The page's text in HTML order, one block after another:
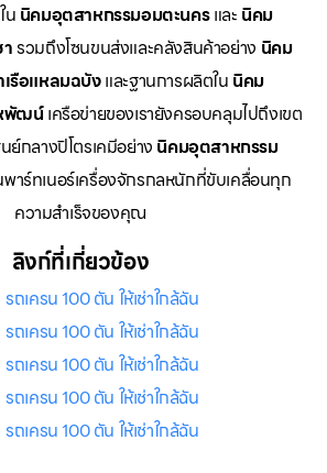
น นิคมอุตสาหกรรมอมตะนครและ นิคม
รวมถึงโซนขนส่งและคลังสินค้าอย่าง นิคม
รือแหลมฉบังและฐานการผลิตใน นิคม
พัฒน์เครือข่ายของเรายังครอบคลุมไปถึงเขต
ย์กลางปิโตรเคมีอย่าง นิคมอุตสาหกรรม
พาร์ทเนอร์เครื่องจักรกลหนักที่ขับเคลื่อนทุก
ความสำเร็จของคุณ
ลิงก์ที่เกี่ยวข้อง
รถเครน 100 ตัน ให้เช่าใกล้ฉัน
รถเครน 100 ตัน ให้เช่าใกล้ฉัน
รถเครน 100 ตัน ให้เช่าใกล้ฉัน
รถเครน 100 ตัน ให้เช่าใกล้ฉัน
รถเครน 100 ตัน ให้เช่าใกล้ฉัน